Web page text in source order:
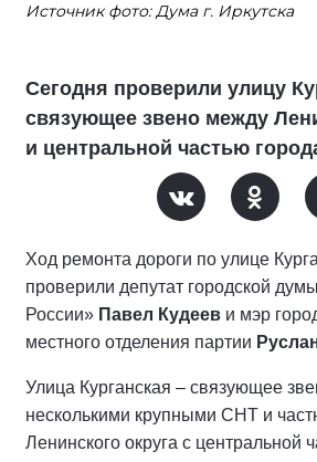
Источник фото: Дума г. Иркутска
Сегодня проверили улицу
связующее звено между
и центральной частью
Ход ремонта дороги по улице
проверили депутат городской
России» Павел Кудеев и мэр
местного отделения партии
Улица Курганская – связующее
несколькими крупными СНТ и
Ленинского округа с центральной